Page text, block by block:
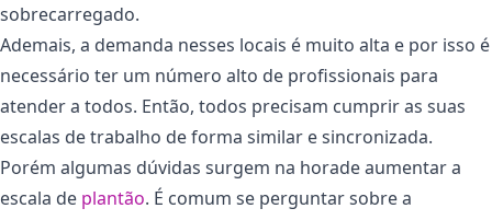
sobrecarregado.
Ademais, a demanda nesses locais é muito alta e por isso é
necessário ter um número alto de profissionais para
atender a todos. Então, todos precisam cumprir as suas
escalas de trabalho de forma similar e sincronizada.
Porém algumas dúvidas surgem na horade aumentar a
escala de plantão. É comum se perguntar sobre a